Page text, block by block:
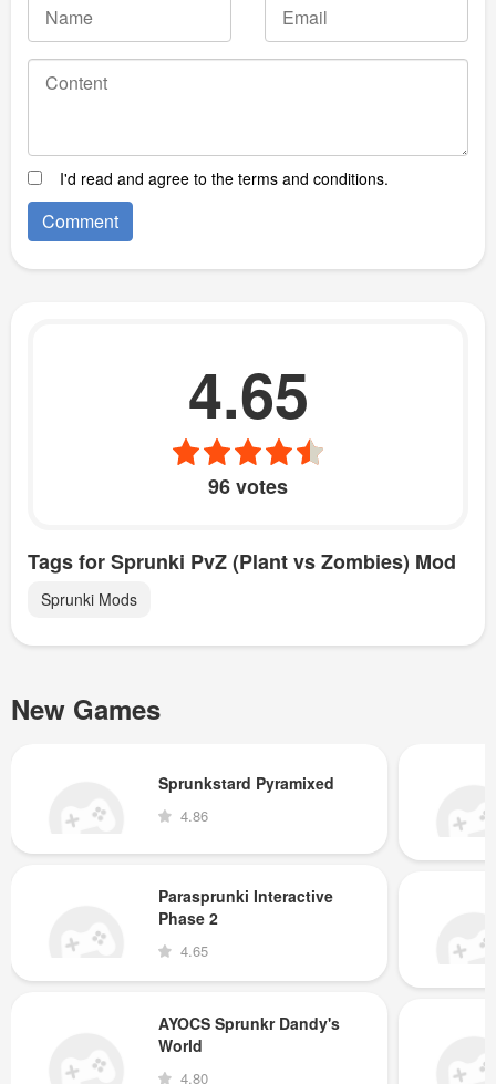
I'd read and agree to the terms and conditions.
4.65
96 votes
Tags for Sprunki PvZ (Plant vs Zombies) Mod
Sprunki Mods
New Games
Sprunkstard Pyramixed
4.86
Parasprunki Interactive
Phase 2
4.65
AYOCS Sprunkr Dandy's
World
4.80